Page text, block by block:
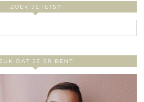
ZOEK JE IETS?
DAT JE ER BENT!